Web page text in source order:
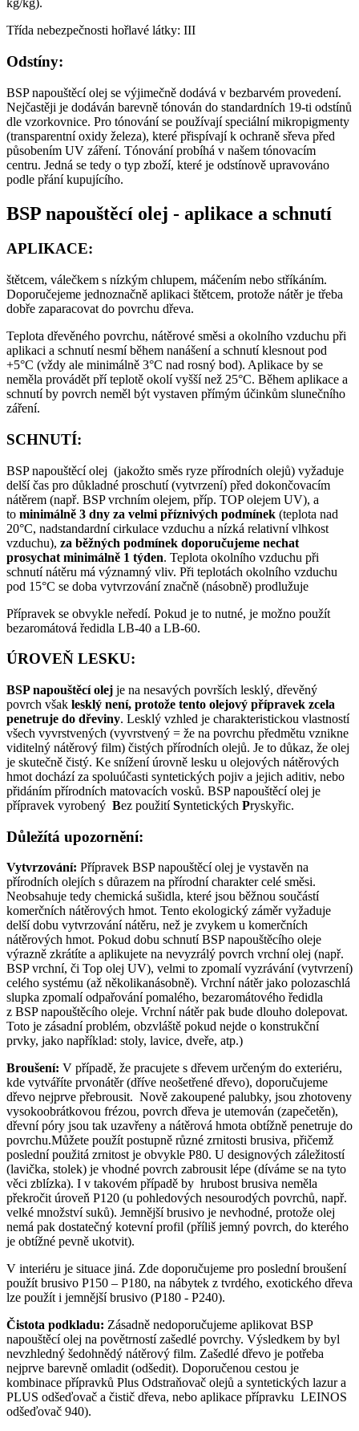
kg/kg).
Třída nebezpečnosti hořlavé látky: III
Odstíny:
BSP napouštěcí olej se výjimečně dodává v bezbarvém provedení.
Nejčastěji je dodáván barevně tónován do standardních 19-ti odstínů
dle vzorkovnice. Pro tónování se používají speciální mikropigmenty
(transparentní oxidy železa), které přispívají k ochraně sřeva před
působením UV záření. Tónování probíhá v našem tónovacím
centru. Jedná se tedy o typ zboží, které je odstínově upravováno
podle přání kupujícího.
BSP napouštěcí olej - aplikace a schnutí
APLIKACE:
štětcem, válečkem s nízkým chlupem, máčením nebo stříkáním.
Doporučejeme jednoznačně aplikaci štětcem, protože nátěr je třeba
dobře zaparacovat do povrchu dřeva.
Teplota dřevěného povrchu, nátěrové směsi a okolního vzduchu při
aplikaci a schnutí nesmí během nanášení a schnutí klesnout pod
+5°C (vždy ale minimálně 3°C nad rosný bod). Aplikace by se
neměla provádět pří teplotě okolí vyšší než 25°C. Během aplikace a
schnutí by povrch neměl být vystaven přímým účinkům slunečního
záření.
SCHNUTÍ:
BSP napouštěcí olej (jakožto směs ryze přírodních olejů) vyžaduje
delší čas pro důkladné proschutí (vytvrzení) před dokončovacím
nátěrem (např. BSP vrchním olejem, příp. TOP olejem UV), a
to minimálně 3 dny za velmi příznivých podmínek (teplota nad
20°C, nadstandardní cirkulace vzduchu a nízká relativní vlhkost
vzduchu), za běžných podmínek doporučujeme nechat
prosychat minimálně 1 týden. Teplota okolního vzduchu při
schnutí nátěru má významný vliv. Při teplotách okolního vzduchu
pod 15°C se doba vytvrzování značně (násobně) prodlužuje
Přípravek se obvykle neředí. Pokud je to nutné, je možno použít
bezaromátová ředidla LB-40 a LB-60.
ÚROVEŇ LESKU:
BSP napouštěcí olej je na nesavých površích lesklý, dřevěný
povrch však lesklý není, protože tento olejový přípravek zcela
penetruje do dřeviny. Lesklý vzhled je charakteristickou vlastností
všech vyvrstvených (vyvrstvený = že na povrchu předmětu vznikne
viditelný nátěrový film) čistých přírodních olejů. Je to důkaz, že olej
je skutečně čistý. Ke snížení úrovně lesku u olejových nátěrových
hmot dochází za spoluúčasti syntetických pojiv a jejich aditiv, nebo
přidáním přírodních matovacích vosků. BSP napouštěcí olej je
přípravek vyrobený Bez použitíSyntetických Pryskyřic.
Důležítá upozornění:
Vytvrzování: Přípravek BSP napouštěcí olej je vystavěn na
přírodních olejích s důrazem na přírodní charakter celé směsi.
Neobsahuje tedy chemická sušidla, které jsou běžnou součástí
komerčních nátěrových hmot. Tento ekologický záměr vyžaduje
delší dobu vytvrzování nátěru, než je zvykem u komerčních
nátěrových hmot. Pokud dobu schnutí BSP napouštěcího oleje
výrazně zkrátíte a aplikujete na nevyzrálý povrch vrchní olej (např.
BSP vrchní, či Top olej UV), velmi to zpomalí vyzrávání (vytvrzení)
celého systému (až několikanásobně). Vrchní nátěr jako polozaschlá
slupka zpomalí odpařování pomalého, bezaromátového ředidla
z BSP napouštěcího oleje. Vrchní nátěr pak bude dlouho dolepovat.
Toto je zásadní problém, obzvláště pokud nejde o konstrukční
prvky, jako například: stoly, lavice, dveře, atp.)
Broušení: V případě, že pracujete s dřevem určeným do exteriéru,
kde vytváříte prvonátěr (dříve neošetřené dřevo), doporučujeme
dřevo nejprve přebrousit. Nově zakoupené palubky, jsou zhotoveny
vysokoobrátkovou frézou, povrch dřeva je utemován (zapečetěn),
dřevní póry jsou tak uzavřeny a nátěrová hmota obtížně penetruje do
povrchu.Můžete použít postupně různé zrnitosti brusiva, přičemž
poslední použitá zrnitost je obvykle P80. U designových záležitostí
(lavička, stolek) je vhodné povrch zabrousit lépe (díváme se na tyto
věci zblízka). I v takovém případě by hrubost brusiva neměla
překročit úroveň P120 (u pohledových nesourodých povrchů, např.
velké množství suků). Jemnější brusivo je nevhodné, protože olej
nemá pak dostatečný kotevní profil (příliš jemný povrch, do kterého
je obtížné pevně ukotvit).
V interiéru je situace jiná. Zde doporučujeme pro poslední broušení
použít brusivo P150 – P180, na nábytek z tvrdého, exotického dřeva
lze použít i jemnější brusivo (P180 - P240).
Čistota podkladu: Zásadně nedoporučujeme aplikovat BSP
napouštěcí olej na povětrností zašedlé povrchy. Výsledkem by byl
nevzhledný šedohnědý nátěrový film. Zašedlé dřevo je potřeba
nejprve barevně omladit (odšedit). Doporučenou cestou je
kombinace přípravků Plus Odstraňovač olejů a syntetických lazur a
PLUS odšeďovač a čistič dřeva, nebo aplikace přípravku LEINOS
odšeďovač 940).